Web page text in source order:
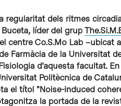
regularitat dels ritmes
líder del grup
centre Co.S.Mo Lab –ubicat
Farmàcia de la Universitat
d'aquesta facultat.
Politècnica de
el títol "Noise-induced
la portada de la